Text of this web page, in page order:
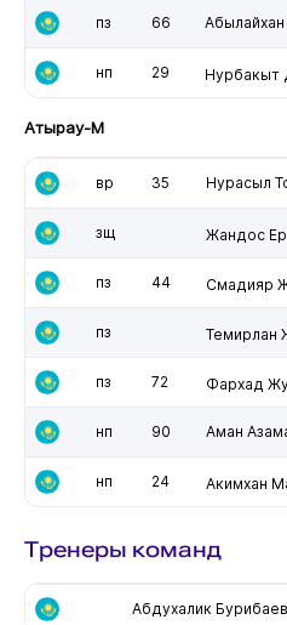
пз 66
нп 29 Нурбакыт
Атырау-М
вр 35 Нурасыл
зщ Жандос
пз 44 Смадияр
пз Темирлан
пз 72 Фархад
нп 90 Аман
нп 24 Акимхан
Тренеры команд
Абдухалик Бурибаев